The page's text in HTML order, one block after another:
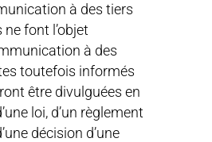
à des tiers
font l’objet
à des
toutefois informés
être divulguées en
loi, d’un règlement
décision d’une